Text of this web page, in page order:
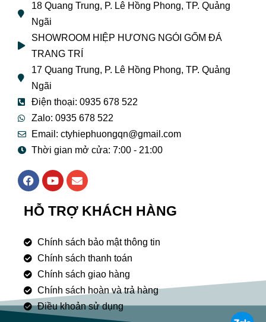
18 Quang Trung, P. Lê Hồng Phong, TP. Quảng
Ngãi
SHOWROOM HIỆP HƯƠNG NGÓI GỐM ĐÁ
TRANG TRÍ
17 Quang Trung, P. Lê Hồng Phong, TP. Quảng
Ngãi
Điện thoại: 0935 678 522
Zalo: 0935 678 522
Email: ctyhiephuongqn@gmail.com
Thời gian mở cửa: 7:00 - 21:00
F
a
e
b
o
k
Y
o
t
u
e
E
n
e
p
HỖ TRỢ KHÁCH HÀNG
Chính sách bảo mật thông tin
Chính sách thanh toán
Chính sách giao hàng
Chính sách hoàn và trả hàng
Điều khoản sử dụng